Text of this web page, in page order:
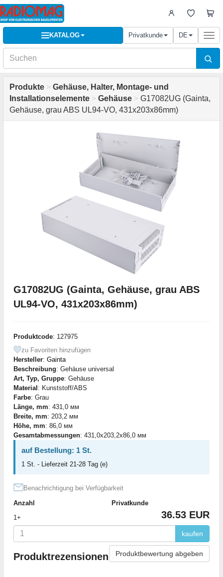
KATALOG Privatkunde DE
Produkte > Gehäuse, Halter, Montage- und
Installationselemente > Gehäuse > G17082UG (Gainta,
Gehäuse, grau ABS UL94-VO, 431x203x86mm)
G17082UG (Gainta, Gehäuse, grau ABS
UL94-VO, 431x203x86mm)
Produktcode: 127975
zu Favoriten hinzufügen
Hersteller: Gainta
Beschreibung: Gehäuse universal
Art, Typ, Gruppe: Gehäuse
Material: Kunststoff/ABS
Farbe: Grau
Länge, mm: 431,0 мм
Breite, mm: 203,2 мм
Höhe, mm: 86,0 мм
Gesamtabmessungen: 431,0x203,2x86,0 мм
auf Bestellung: 1 St.
1 St. - Lieferzeit 21-28 Tag (e)
Benachrichtigung bei Verfügbarkeit
Anzahl
Privatkunde
1+
36.53 EUR
kaufen
Produktrezensionen Produktbewertung abgeben